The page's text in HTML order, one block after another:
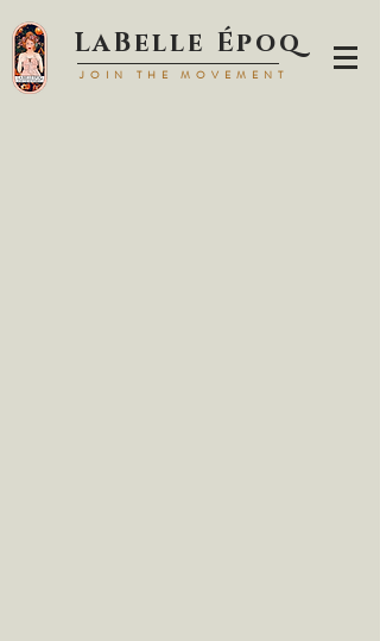
LaBelle Époq
JOIN TH E MOVEMENT